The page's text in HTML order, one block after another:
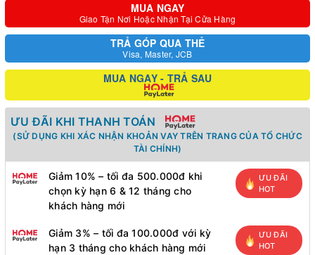
MUA NGAY
Giao Tận Nơi Hoặc Nhận Tại Cửa Hàng
TRẢ GÓP QUA THẺ
Visa, Master, JCB
MUA NGAY - TRẢ SAU
ƯU ĐÃI KHI THANH TOÁN
(SỬ DỤNG KHI XÁC NHẬN KHOẢN VAY TRÊN TRANG CỦA TỔ CHỨC
TÀI CHÍNH)
Giảm 10% – tối đa 500.000đ khi
chọn kỳ hạn 6 & 12 tháng cho
khách hàng mới
ƯU ĐÃI
HOT
Giảm 3% – tối đa 100.000đ với kỳ
hạn 3 tháng cho khách hàng mới
ƯU ĐÃI
HOT